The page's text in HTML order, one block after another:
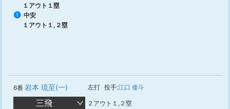
１アウト１塁
1
中安
１アウト１,２塁
6番 岩本 琉至(一) 左打 投手:江口 倭斗
三飛 ２アウト１,２塁